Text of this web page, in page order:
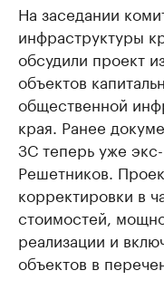
На заседании
инфраструктуры
обсудили проект
объектов
общественной
края. Ранее
ЗС теперь уже
Решетников.
корректировки в
стоимостей,
реализации и
объектов в